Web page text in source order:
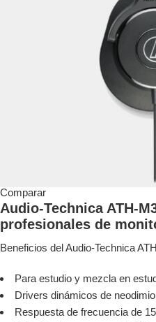
Comparar
Audio-Technica ATH-
profesionales de
Beneficios del Audio-Technica
Para estudio y mezcla en
Drivers dinámicos de
Respuesta de frecuencia de